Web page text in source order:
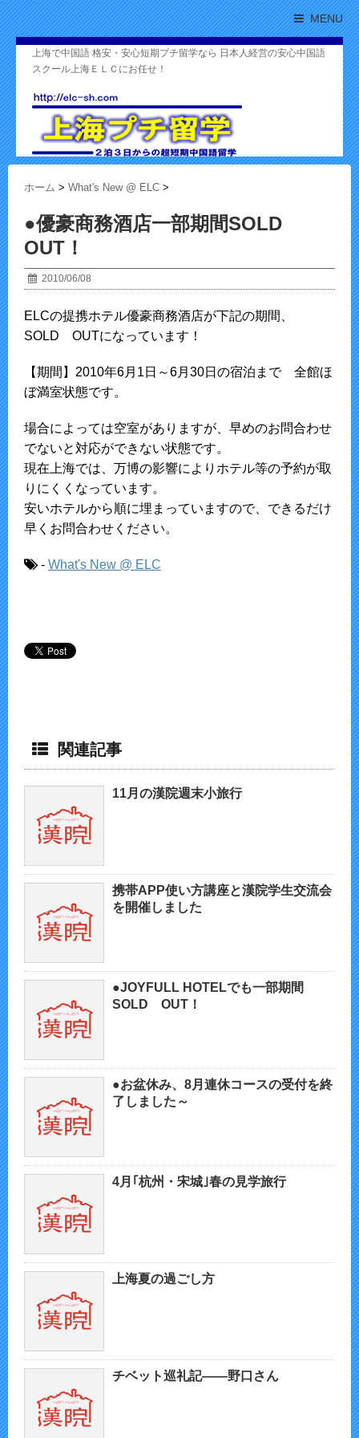
MENU
上海で中国語 格安・安心短期プチ留学なら 日本人経営の安心中国語
スクール上海ＥＬＣにお任せ！
ホーム > What's New @ ELC >
●優豪商務酒店一部期間SOLD
OUT！
2010/06/08
ELCの提携ホテル優豪商務酒店が下記の期間、
SOLD OUTになっています！
【期間】2010年6月1日～6月30日の宿泊まで 全館ほ
ぼ満室状態です。
場合によっては空室がありますが、早めのお問合わせ
でないと対応ができない状態です。
現在上海では、万博の影響によりホテル等の予約が取
りにくくなっています。
安いホテルから順に埋まっていますので、できるだけ
早くお問合わせください。
- What's New @ ELC
関連記事
11月の漢院週末小旅行
携帯APP使い方講座と漢院学生交流会
を開催しました
●JOYFULL HOTELでも一部期間
SOLD OUT！
●お盆休み、8月連休コースの受付を終
了しました～
4月｢杭州・宋城｣春の見学旅行
上海夏の過ごし方
チベット巡礼記——野口さん